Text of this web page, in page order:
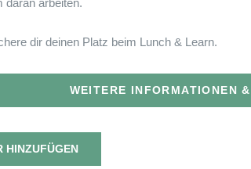
daran arbeiten.
dir deinen Platz beim Lunch & Learn.
WEITERE INFORMATIONEN
HINZUFÜGEN